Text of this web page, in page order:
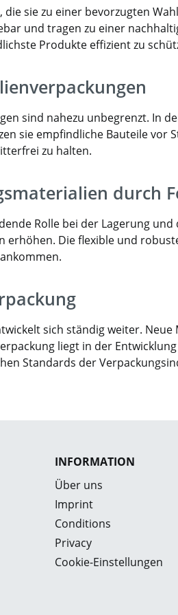
sie zu einer bevorzugten
und tragen zu einer
Produkte effizient zu
sind nahezu unbegrenzt. In
sie empfindliche Bauteile
zu halten.
durch
Rolle bei der Lagerung
erhöhen. Die flexible und
sich ständig weiter.
liegt in der
Standards der
INFORMATION
Über uns
Imprint
Conditions
Privacy
Cookie-Einstellungen